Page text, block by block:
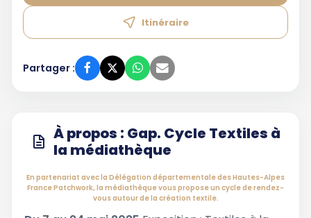
Itinéraire
Partager :
À propos : Gap. Cycle Textiles à
la médiathèque
En partenariat avec la Délégation départementale des Hautes-Alpes
France Patchwork, la médiathèque vous propose un cycle de rendez-
vous autour de la création textile.